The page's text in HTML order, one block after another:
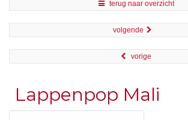
terug naar overzicht
volgende
vorige
Lappenpop Mali